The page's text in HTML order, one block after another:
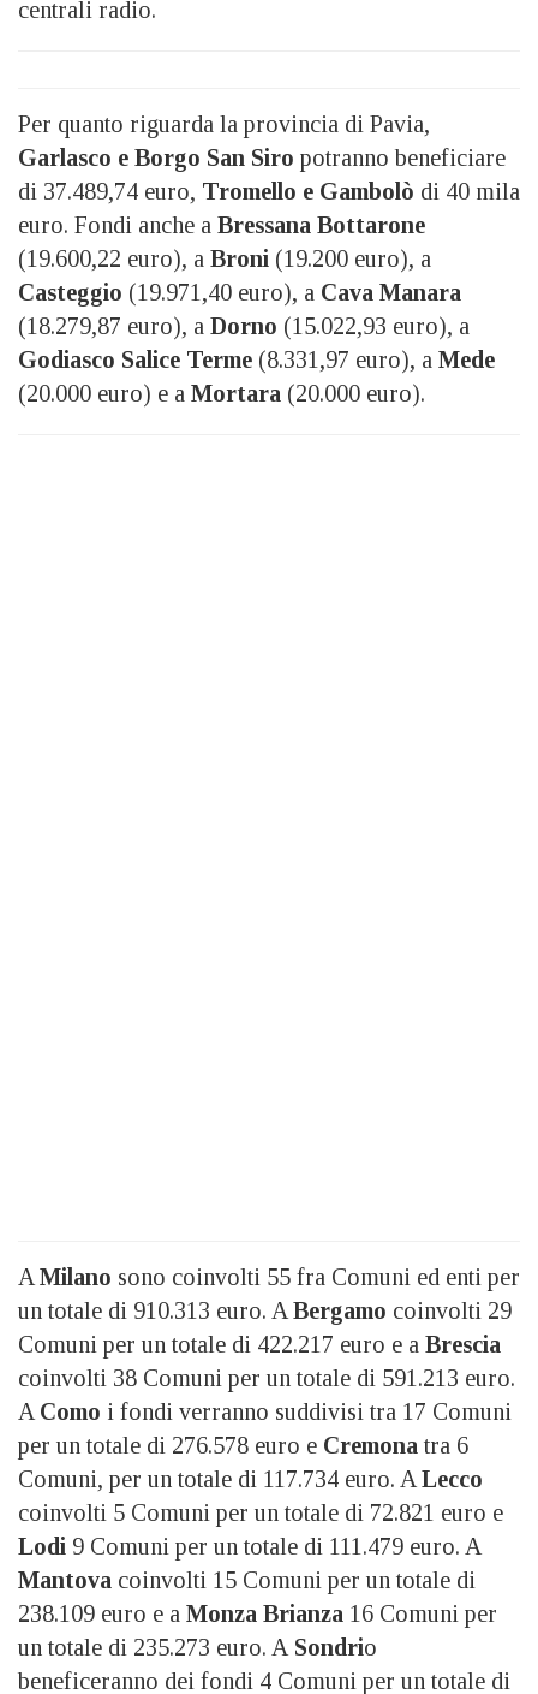
centrali radio.
Per quanto riguarda la provincia di Pavia,
Garlasco e Borgo San Siro potranno beneficiare
di 37.489,74 euro, Tromello e Gambolò di 40 mila
euro. Fondi anche a Bressana Bottarone
(19.600,22 euro), a Broni (19.200 euro), a
Casteggio (19.971,40 euro), a Cava Manara
(18.279,87 euro), a Dorno (15.022,93 euro), a
Godiasco Salice Terme (8.331,97 euro), a Mede
(20.000 euro) e a Mortara (20.000 euro).
A Milano sono coinvolti 55 fra Comuni ed enti per
un totale di 910.313 euro. A Bergamo coinvolti 29
Comuni per un totale di 422.217 euro e a Brescia
coinvolti 38 Comuni per un totale di 591.213 euro.
A Como i fondi verranno suddivisi tra 17 Comuni
per un totale di 276.578 euro e Cremona tra 6
Comuni, per un totale di 117.734 euro. A Lecco
coinvolti 5 Comuni per un totale di 72.821 euro e
Lodi 9 Comuni per un totale di 111.479 euro. A
Mantova coinvolti 15 Comuni per un totale di
238.109 euro e a Monza Brianza 16 Comuni per
un totale di 235.273 euro. A Sondrio
beneficeranno dei fondi 4 Comuni per un totale di